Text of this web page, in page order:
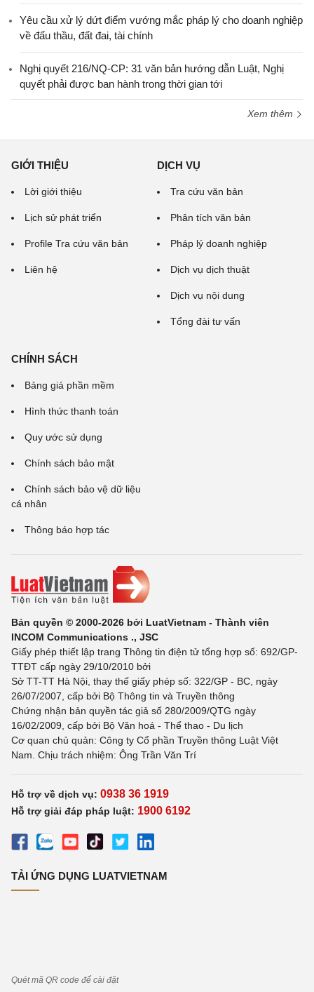
Yêu cầu xử lý dứt điểm vướng mắc pháp lý cho doanh nghiệp
về đấu thầu, đất đai, tài chính
Nghị quyết 216/NQ-CP: 31 văn bản hướng dẫn Luật, Nghị
quyết phải được ban hành trong thời gian tới
Xem thêm
GIỚI THIỆU
Lời giới thiệu
Lịch sử phát triển
Profile Tra cứu văn bản
Liên hệ
DỊCH VỤ
Tra cứu văn bản
Phân tích văn bản
Pháp lý doanh nghiệp
Dịch vụ dịch thuật
Dịch vụ nội dung
Tổng đài tư vấn
CHÍNH SÁCH
Bảng giá phần mềm
Hình thức thanh toán
Quy ước sử dụng
Chính sách bảo mật
Chính sách bảo vệ dữ liệu
cá nhân
Thông báo hợp tác
Bản quyền © 2000-2026 bởi LuatVietnam - Thành viên
INCOM Communications ., JSC
Giấy phép thiết lập trang Thông tin điện tử tổng hợp số: 692/GP-
TTĐT cấp ngày 29/10/2010 bởi
Sở TT-TT Hà Nội, thay thế giấy phép số: 322/GP - BC, ngày
26/07/2007, cấp bởi Bộ Thông tin và Truyền thông
Chứng nhận bản quyền tác giả số 280/2009/QTG ngày
16/02/2009, cấp bởi Bộ Văn hoá - Thể thao - Du lịch
Cơ quan chủ quản: Công ty Cổ phần Truyền thông Luật Việt
Nam. Chịu trách nhiệm: Ông Trần Văn Trí
Hỗ trợ về dịch vụ: 0938 36 1919
Hỗ trợ giải đáp pháp luật: 1900 6192
TẢI ỨNG DỤNG LUATVIETNAM
Quét mã QR code để cài đặt